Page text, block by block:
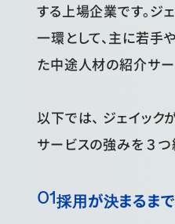
する上場企業です。ジ
一環として、主に若手
た中途人材の紹介サー
以下では、 ジェイッ
サービスの強みを３つ
採用が決まるま